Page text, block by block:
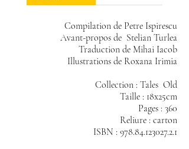
Compilation de Petre Ispirescu
Avant-propos de Stelian Turlea
Traduction de Mihai Iacob
Illustrations de Roxana Irimia
Collection : Tales Old
Taille : 18x25cm
Pages : 360
Reliure : carton
ISBN : 978.84.123027.2.1